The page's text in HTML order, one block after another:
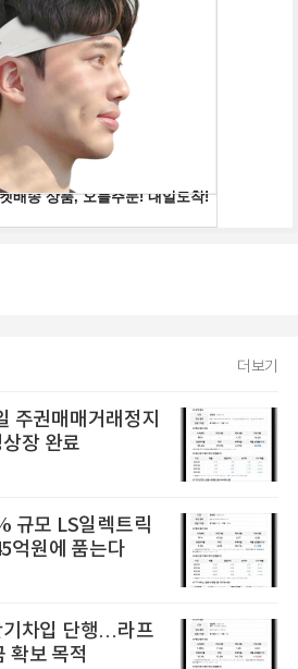
더보기
주권매매거래정지
장 완료
규모 LS일렉트릭
억원에 품는다
기차입 단행…라프
확보 목적